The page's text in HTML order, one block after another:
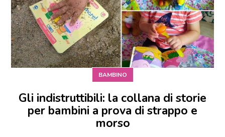
BAMBINO
Gli indistruttibili: la collana di storie
per bambini a prova di strappo e
morso